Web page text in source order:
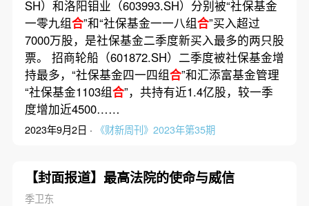
SH）和洛阳钼业（603993.SH）分别被“社保基金
一零九组合”和“社保基金一一八组合”买入超过
7000万股，是社保基金二季度新买入最多的两只股
票。 招商轮船（601872.SH）二季度被社保基金增
持最多，“社保基金四一四组合”和汇添富基金管理
“社保基金1103组合”，共持有近1.4亿股，较一季
度增加近4500……
2023年9月2日 · 《财新周刊》2023年第35期
【封面报道】最高法院的使命与威信
季卫东